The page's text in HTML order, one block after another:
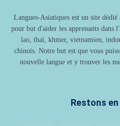
Langues-Asiatiques est un site
pour but d'aider les apprenants dans
lao, thaï, khmer, vietnamien,
chinois. Notre but est que vous
nouvelle langue et y trouver les
Restons